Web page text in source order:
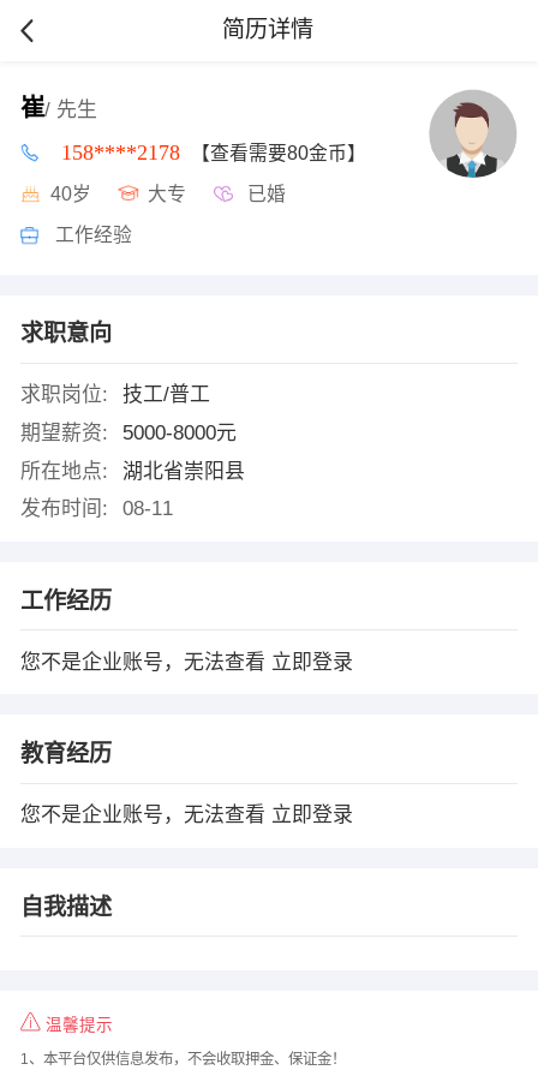
简历详情
崔/ 先生
158****2178 【查看需要80金币】
40岁 大专 已婚
工作经验
求职意向
求职岗位:
技工/普工
期望薪资:
5000-8000元
所在地点:
湖北省崇阳县
发布时间:
08-11
工作经历
您不是企业账号，无法查看 立即登录
教育经历
您不是企业账号，无法查看 立即登录
自我描述
温馨提示
1、本平台仅供信息发布，不会收取押金、保证金！